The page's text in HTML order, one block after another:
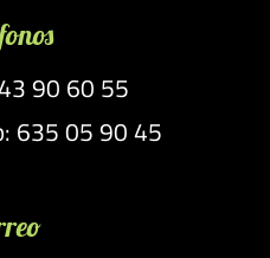
90 60 55
635 05 90 45